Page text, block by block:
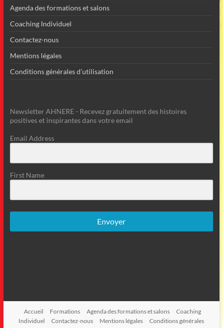
Agenda des formations et salons
Coaching Individuel
Contactez-nous
Mentions légales
Conditions générales d’utilisation
Newsletter AHNERE - Recevez gratuitement des histoires
positives et inspirantes dans votre email
Email Address
First Name
Envoyer
Accueil Formations Agenda des formations et salons
Coaching
Individuel
Contactez-nous Mentions légales
Conditions générales